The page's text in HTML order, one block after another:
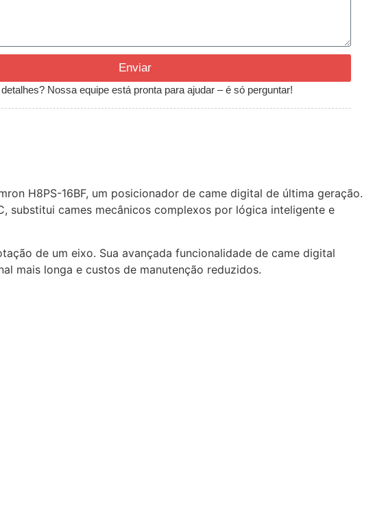
Enviar
Nossa equipe está pronta para ajudar – é só perguntar!
H8PS-16BF, um posicionador de came digital de última geração.
substitui cames mecânicos complexos por lógica inteligente e
de um eixo. Sua avançada funcionalidade de came digital
mais longa e custos de manutenção reduzidos.